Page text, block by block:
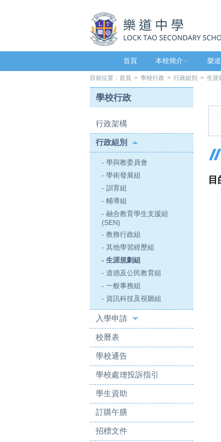
首頁 本校簡介 樂
目前位置： 首頁 > 學校行政 > 行政組別 > 生涯
學校行政
行政架構
行政組別
- 學與教委員會
- 學術發展組
- 訓育組
- 輔導組
- 融合教育學生支援組
(SEN)
- 教務行政組
- 其他學習經歷組
- 生涯規劃組
- 道德及公民教育組
- 一般事務組
- 資訊科技及視聽組
入學申請
校曆表
學校通告
學校處理投訴指引
學生資助
訂購午膳
招標文件